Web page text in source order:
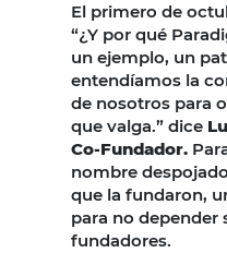
El primero de
“¿Y por qué
un ejemplo, un
entendíamos la
de nosotros para
que valga.” dice
Co-Fundador.
nombre
que la fundaron,
para no depender
fundadores.